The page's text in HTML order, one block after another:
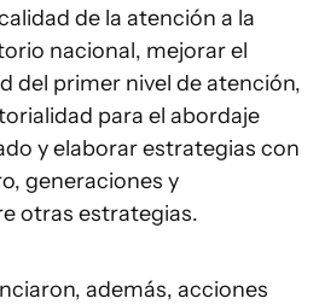
de la atención a la
nacional, mejorar el
del primer nivel de atención,
para el abordaje
y elaborar estrategias con
generaciones y
otras estrategias.
además, acciones